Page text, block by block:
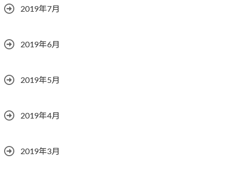
2019年7月
2019年6月
2019年5月
2019年4月
2019年3月